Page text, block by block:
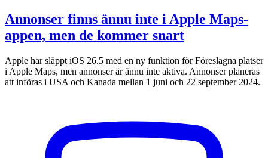
Annonser finns ännu inte i Apple Maps-
appen, men de kommer snart
Apple har släppt iOS 26.5 med en ny funktion för Föreslagna platser
i Apple Maps, men annonser är ännu inte aktiva. Annonser planeras
att införas i USA och Kanada mellan 1 juni och 22 september 2024.